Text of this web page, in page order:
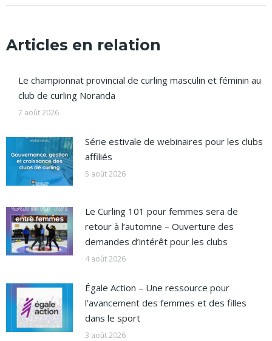
Articles en relation
Le championnat provincial de curling masculin et féminin au
club de curling Noranda
7 août 2026
Série estivale de webinaires pour les clubs
affiliés
5 août 2026
Le Curling 101 pour femmes sera de
retour à l’automne – Ouverture des
demandes d’intérêt pour les clubs
4 août 2026
Égale Action – Une ressource pour
l’avancement des femmes et des filles
dans le sport
3 août 2026